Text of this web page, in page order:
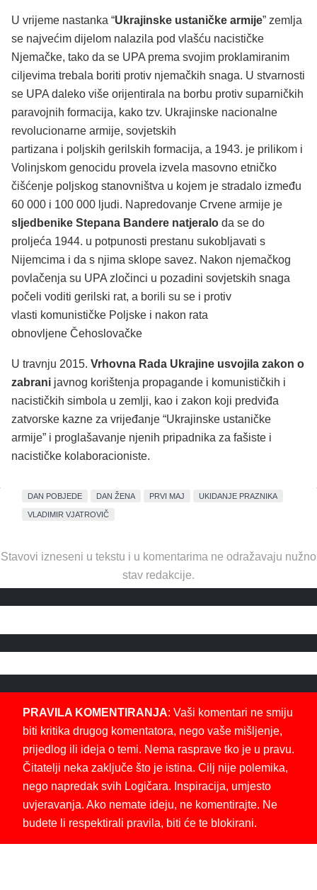
U vrijeme nastanka “Ukrajinske ustaničke armije” zemlja
se najvećim dijelom nalazila pod vlašću nacističke
Njemačke, tako da se UPA prema svojim proklamiranim
ciljevima trebala boriti protiv njemačkih snaga. U stvarnosti
se UPA daleko više orijentirala na borbu protiv suparničkih
paravojnih formacija, kako tzv. Ukrajinske nacionalne
revolucionarne armije, sovjetskih
partizana i poljskih gerilskih formacija, a 1943. je prilikom i
Volinjskom genocidu provela izvela masovno etničko
čišćenje poljskog stanovništva u kojem je stradalo između
60 000 i 100 000 ljudi. Napredovanje Crvene armije je
sljedbenike Stepana Bandere natjeralo da se do
proljeća 1944. u potpunosti prestanu sukobljavati s
Nijemcima i da s njima sklope savez. Nakon njemačkog
povlačenja su UPA zločinci u pozadini sovjetskih snaga
počeli voditi gerilski rat, a borili su se i protiv
vlasti komunističke Poljske i nakon rata
obnovljene Čehoslovačke
U travnju 2015. Vrhovna Rada Ukrajine usvojila zakon o
zabrani javnog korištenja propagande i komunističkih i
nacističkih simbola u zemlji, kao i zakon koji predviđa
zatvorske kazne za vrijeđanje “Ukrajinske ustaničke
armije” i proglašavanje njenih pripadnika za fašiste i
nacističke kolaboracioniste.
DAN POBJEDE DAN ŽENA PRVI MAJ UKIDANJE PRAZNIKA
VLADIMIR VJATROVIČ
Stavovi izneseni u tekstu i u komentarima ne odražavaju nužno
stav redakcije.
PRAVILA KOMENTIRANJA: Vaši komentari ne smiju
biti kritika drugog komentatora, nego vaše mišljenje,
prijedlog ili ideja o temi. Nema rasprave tko je u pravu.
Čitatelji neka zaključe što je istina. Cilj nije polemika,
nego napredak svih Logičara. Inspiracija, umjesto
uvjeravanja. Ako nemate ideju, ne komentirajte. Ne
budete li respektirali pravila, biti će te blokirani.